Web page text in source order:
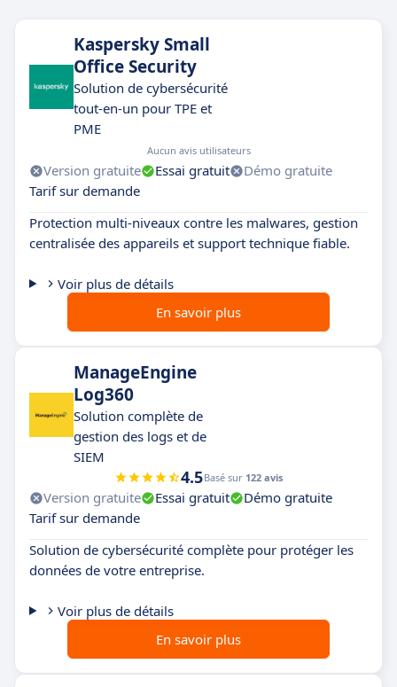
Kaspersky Small
Office Security
Solution de cybersécurité
tout-en-un pour TPE et
PME
Aucun avis utilisateurs
Version gratuite Essai gratuit
Démo gratuite
Tarif sur demande
Protection multi-niveaux contre les malwares, gestion
centralisée des appareils et support technique fiable.
Voir plus de détails
En savoir plus
ManageEngine
Log360
Solution complète de
gestion des logs et de
SIEM
4.5Basé sur 122 avis
Version gratuite Essai gratuit
Démo gratuite
Tarif sur demande
Solution de cybersécurité complète pour protéger les
données de votre entreprise.
Voir plus de détails
En savoir plus